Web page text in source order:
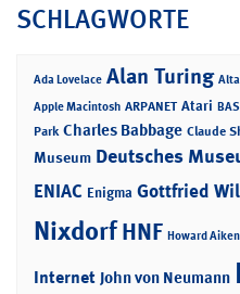
SCHLAGWORTE
Ada Lovelace Alan Turing
Apple Macintosh ARPANET Atari
Park Charles Babbage Claude
Museum Deutsches
ENIAC Enigma Gottfried
NixdorfHNF Howard Aiken
Internet John von Neumann